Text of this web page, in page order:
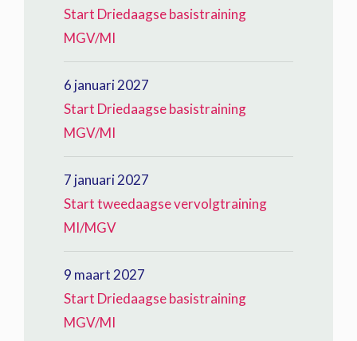
Start Driedaagse basistraining
MGV/MI
6 januari 2027
Start Driedaagse basistraining
MGV/MI
7 januari 2027
Start tweedaagse vervolgtraining
MI/MGV
9 maart 2027
Start Driedaagse basistraining
MGV/MI